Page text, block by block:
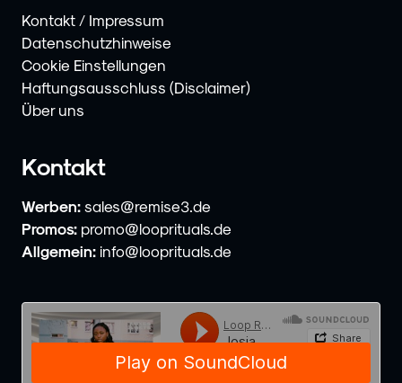
Kontakt / Impressum
Datenschutzhinweise
Cookie Einstellungen
Haftungsausschluss (Disclaimer)
Über uns
Kontakt
Werben: sales@remise3.de
Promos: promo@looprituals.de
Allgemein: info@looprituals.de